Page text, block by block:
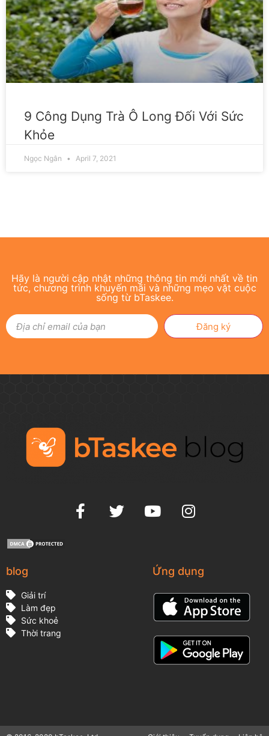
9 Công Dụng Trà Ô Long Đối Với Sức
Khỏe
Ngọc Ngân April 7, 2021
Hãy là người cập nhật những thông tin mới nhất về tin
tức, chương trình khuyến mãi và những mẹo vặt cuộc
sống từ bTaskee.
Đăng ký
blog
Giải trí
Làm đẹp
Sức khoẻ
Thời trang
Ứng dụng